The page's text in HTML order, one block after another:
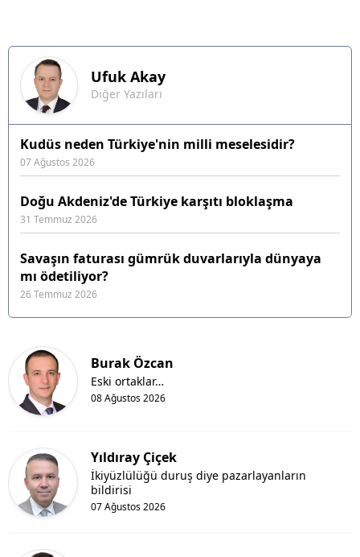
Ufuk Akay
Diğer Yazıları
Kudüs neden Türkiye'nin milli meselesidir?
07 Ağustos 2026
Doğu Akdeniz'de Türkiye karşıtı bloklaşma
31 Temmuz 2026
Savaşın faturası gümrük duvarlarıyla dünyaya
mı ödetiliyor?
26 Temmuz 2026
Burak Özcan
08 Ağustos 2026
Eski ortaklar…
Yıldıray Çiçek
07 Ağustos 2026
İkiyüzlülüğü duruş diye pazarlayanların
bildirisi